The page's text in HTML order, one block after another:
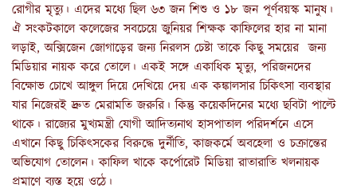
রোগীর মৃত্যু। এদের মধ্যে ছিল ৬৩ জন শিশু ও ১৮ জন পূর্ণবয়স্ক মানুষ।
ঐ সংকটকালে কলেজের সবচেয়ে জুনিয়র শিক্ষক কাফিলের হার না মানা
লড়াই, অক্সিজেন জোগাড়ের জন্য নিরলস চেষ্টা তাকে কিছু সময়ের জন্য
মিডিয়ার নায়ক করে তোলে। একই সঙ্গে একাধিক মৃত্যু, পরিজনদের
বিক্ষোভ চোখে আঙ্গুল দিয়ে দেখিয়ে দেয় এক কঙ্কালসার চিকিৎসা ব্যবস্থার
যার নিজেরই দ্রুত মেরামতি জরুরি। কিন্তু কয়েকদিনের মধ্যে ছবিটা পাল্টে
থাকে। রাজ্যের মুখ্যমন্ত্রী যোগী আদিত্যনাথ হাসপাতাল পরিদর্শনে এসে
এখানে কিছু চিকিৎসকের বিরুদ্ধে দুর্নীতি, কাজকর্মে অবহেলা ও চক্রান্তের
অভিযোগ তোলেন। কাফিল খাকে কর্পোরেট মিডিয়া রাতারাতি খলনায়ক
প্রমাণে ব্যস্ত হয়ে ওঠে।